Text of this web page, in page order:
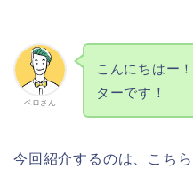
ベロさん
こんにちはー
ターです！
今回紹介するのは、こちら